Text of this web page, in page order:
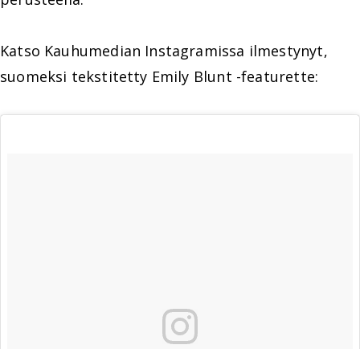
Katso Kauhumedian Instagramissa ilmestynyt,
suomeksi tekstitetty Emily Blunt -featurette: